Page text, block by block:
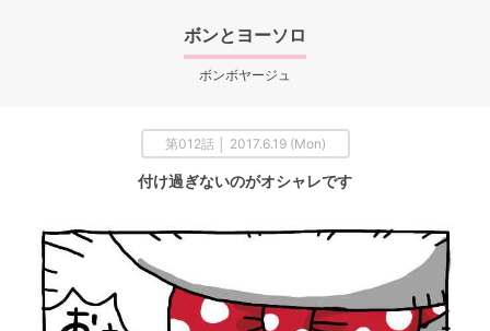
ボンとヨーソロ
ボンボヤージュ
第012話 │ 2017.6.19 (Mon)
付け過ぎないのがオシャレです